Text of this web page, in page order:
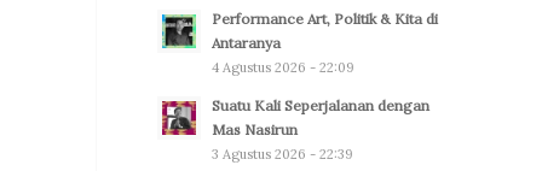
Performance Art, Politik & Kita di
Antaranya
4 Agustus 2026 - 22:09
Suatu Kali Seperjalanan dengan
Mas Nasirun
3 Agustus 2026 - 22:39